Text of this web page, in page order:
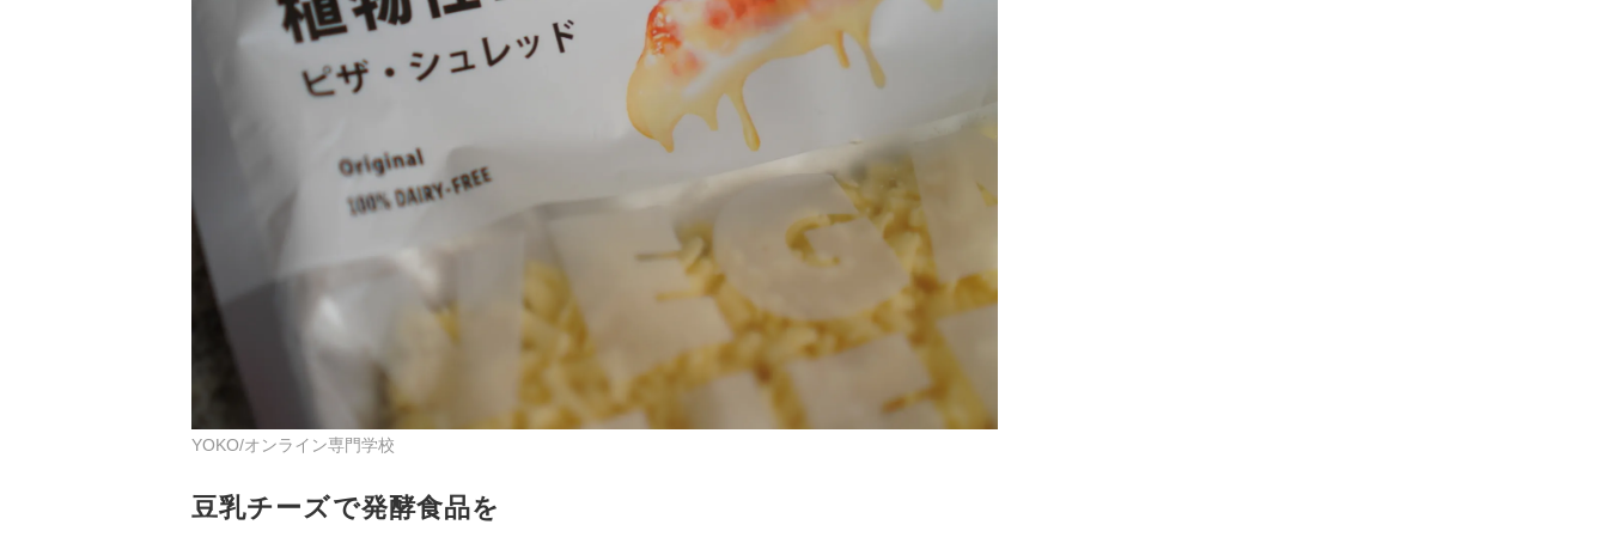
YOKO/オンライン専門学校
豆乳チーズで発酵食品を